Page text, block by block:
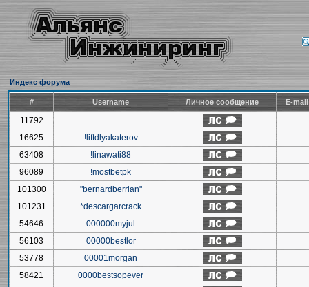
Индекс форума
# Username Личное сообщение E-
11792
16625
!liftdlyakaterov
63408
!linawati88
96089
!mostbetpk
101300
"bernardberrian"
101231
*descargarcrack
54646
000000myjul
56103
00000bestlor
53778
00001morgan
58421
0000bestsopever